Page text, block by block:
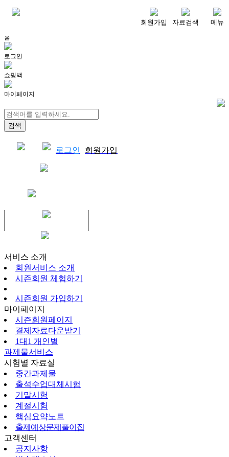
회원가입 자료검색 메뉴
홈
로그인
쇼핑백
마이페이지
로그인 회원가입
서비스 소개
회원서비스 소개
시즌회원 체험하기
시즌회원 가입하기
마이페이지
시즌회원페이지
결제자료다운받기
1대1 개인별
과제물서비스
시험별 자료실
중간과제물
출석수업대체시험
기말시험
계절시험
핵심요약노트
출제예상문제풀이집
고객센터
공지사항